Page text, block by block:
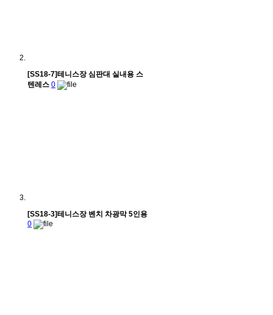
[SS18-7]테니스장 심판대 실내용 스
텐레스 0
[SS18-3]테니스장 벤치 차광막 5인용
0